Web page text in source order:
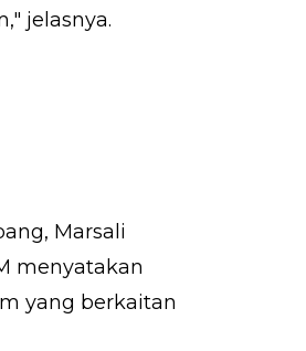
jelasnya.
Marsali
menyatakan
yang berkaitan